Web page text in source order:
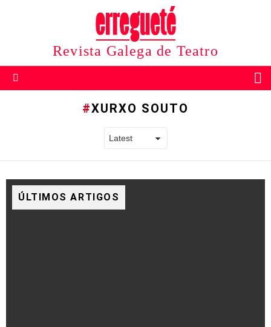
Revista Galega de Teatro
XURXO SOUTO
ÚLTIMOS ARTIGOS